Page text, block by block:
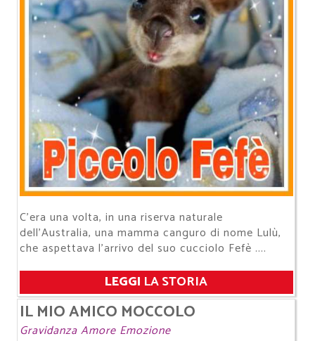
C'era una volta, in una riserva naturale
dell'Australia, una mamma canguro di nome Lulù,
che aspettava l'arrivo del suo cucciolo Fefè ....
LEGGI LA STORIA
IL MIO AMICO MOCCOLO
Gravidanza Amore Emozione